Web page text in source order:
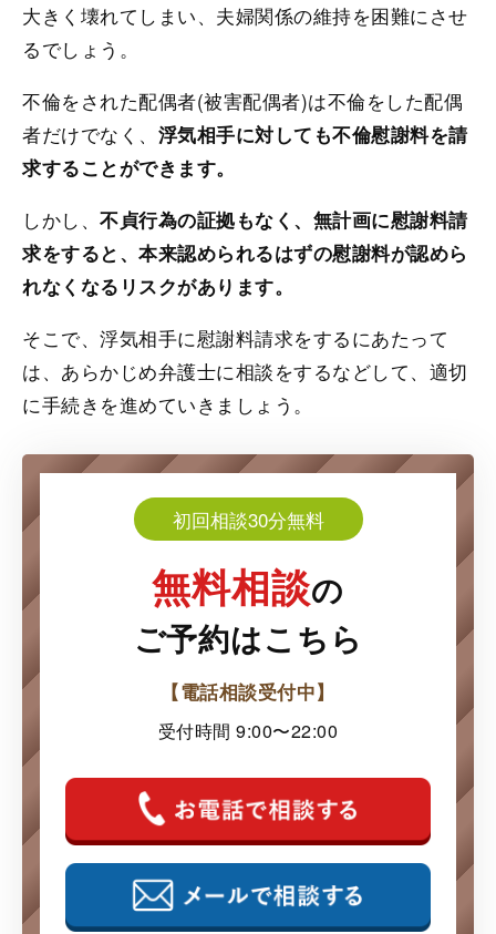
大きく壊れてしまい、夫婦関係の維持を困難にさせ
るでしょう。
不倫をされた配偶者(被害配偶者)は不倫をした配偶
者だけでなく、 浮気相手に対しても不倫慰謝料を請
求することができます。
しかし、不貞行為の証拠もなく、無計画に慰謝料請
求をすると、本来認められるはずの慰謝料が認めら
れなくなるリスクがあります。
そこで、浮気相手に慰謝料請求をするにあたって
は、あらかじめ弁護士に相談をするなどして、適切
に手続きを進めていきましょう。
初回相談30分無料
無料相談の
ご予約はこちら
【電話相談受付中】
受付時間 9:00〜22:00